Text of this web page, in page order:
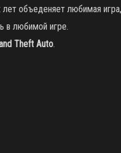
объеденяет любимая игра,
в любимой игре.
Theft Auto.